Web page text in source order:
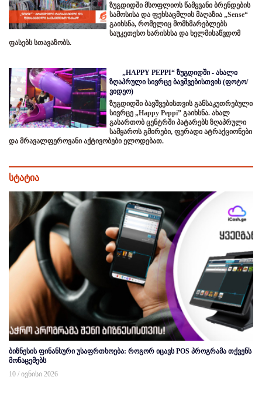
ზუგდიდში მსოფლიოს წამყვანი ბრენდების
სამოსისა და ფეხსაცმლის მაღაზია „Sense“
გაიხსნა, რომელიც მომხმარებლებს
საუკეთესო ხარისხსა და ხელმისაწვდომ
ფასებს სთავაზობს.
„HAPPY PEPPI“ ზუგდიდში - ახალი
ზღაპრული სივრცე ბავშვებისთვის (ფოტო/
ვიდეო)
ზუგდიდში ბავშვებისთვის განსაკუთრებული
სივრცე „Happy Peppi” გაიხსნა. ახალ
გასართობ ცენტრში პატარებს ზღაპრული
სამყაროს გმირები, ფერადი ატრაქციონები
და მრავალფეროვანი აქტივობები ელოდებათ.
სტატია
ბიზნესის ფინანსური უსაფრთხოება: როგორ იცავს POS პროგრამა თქვენს
მონაცემებს
10 / ივნისი 2026